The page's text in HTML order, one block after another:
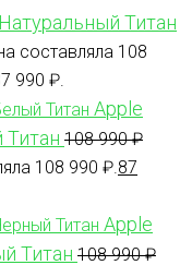
Титан
составляла 108
990 ₽.
Apple
Титан 108 990₽
108 990 ₽. 87
Apple
Титан 108 990₽